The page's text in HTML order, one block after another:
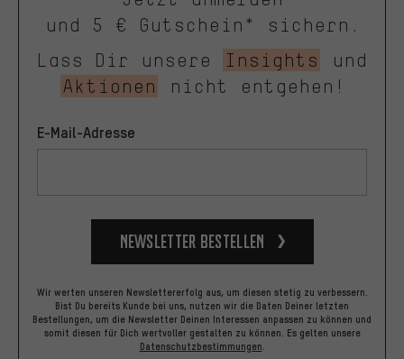
und 5 € Gutschein* sichern.
Lass Dir unsere
Insights
und
Aktionen
nicht entgehen!
E-Mail-Adresse
Newsletter bestellen
Wir werten unseren Newslettererfolg aus, um diesen stetig zu verbessern.
Bist Du bereits Kunde bei uns, nutzen wir die Daten Deiner letzten
Bestellungen, um die Newsletter Deinen Interessen anpassen zu können und
somit diesen für Dich wertvoller gestalten zu können. Es gelten unsere
Datenschutzbestimmungen.